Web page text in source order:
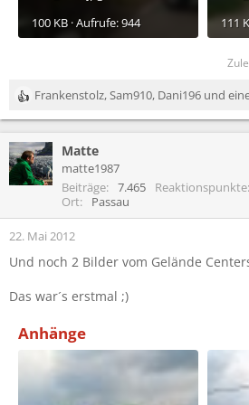
100 KB · Aufrufe: 944
111
R
e
k
t
i
n
e
:
Frankenstolz,Sam910, Dani196 und
Matte
matte1987
Beiträge
7.465 Reaktionspunkte
Ort
Passau
22. Mai 2012
Und noch 2 Bilder vom Gelände
Das war´s erstmal ;)
Anhänge